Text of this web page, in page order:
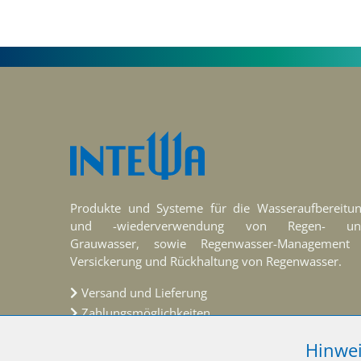
Produkte und Systeme für die
und -wiederverwendung von Regen-
Grauwasser, sowie Regenwasser-
Versickerung und Rückhaltung von Regenwasser.
Versand und Lieferung
Zahlungsmöglichkeiten